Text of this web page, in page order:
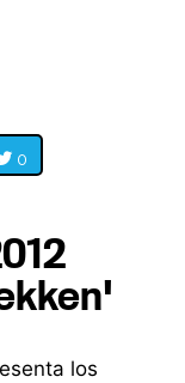
0
los